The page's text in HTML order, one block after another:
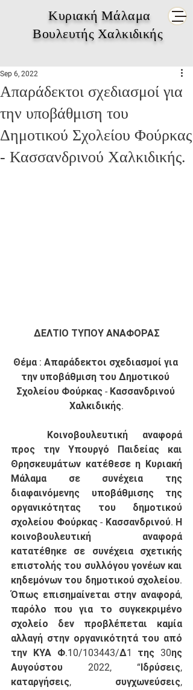
Κυριακή Μάλαμα
Βουλευτής Χαλκιδικής
Απαράδεκτοι σχεδιασμοί για
την υποβάθμιση του
Δημοτικού Σχολείου Φούρκας
- Κασσανδρινού Χαλκιδικής.
Sep 6, 2022
ΔΕΛΤΙΟ ΤΥΠΟΥ ΑΝΑΦΟΡΑΣ
Θέμα : Απαράδεκτοι σχεδιασμοί για
την υποβάθμιση του Δημοτικού
Σχολείου Φούρκας - Κασσανδρινού
Χαλκιδικής.
Κοινοβουλευτική αναφορά
προς την Υπουργό Παιδείας και
Θρησκευμάτων κατέθεσε η Κυριακή
Μάλαμα σε συνέχεια της
διαφαινόμενης υποβάθμισης της
οργανικότητας του δημοτικού
σχολείου Φούρκας - Κασσανδρινού. Η
κοινοβουλευτική αναφορά
κατατέθηκε σε συνέχεια σχετικής
επιστολής του συλλόγου γονέων και
κηδεμόνων του δημοτικού σχολείου.
Όπως επισημαίνεται στην αναφορά,
παρόλο που για το συγκεκριμένο
σχολείο δεν προβλέπεται καμία
αλλαγή στην οργανικότητά του από
την ΚΥΑ Φ.10/103443/Δ1 της 30ης
Αυγούστου 2022, “Ιδρύσεις,
καταργήσεις, συγχωνεύσεις,